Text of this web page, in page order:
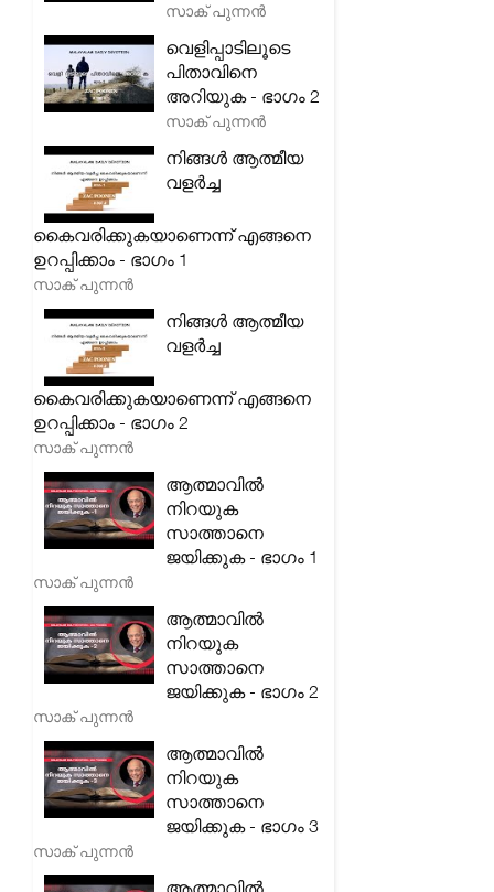
സാക് പുന്നൻ
വെളിപ്പാടിലൂടെ
പിതാവിനെ
അറിയുക - ഭാഗം 2
സാക് പുന്നൻ
നിങ്ങൾ ആത്മീയ
വളർച്ച
കൈവരിക്കുകയാണെന്ന് എങ്ങനെ
ഉറപ്പിക്കാം - ഭാഗം 1
സാക് പുന്നൻ
നിങ്ങൾ ആത്മീയ
വളർച്ച
കൈവരിക്കുകയാണെന്ന് എങ്ങനെ
ഉറപ്പിക്കാം - ഭാഗം 2
സാക് പുന്നൻ
ആത്മാവിൽ
നിറയുക
സാത്താനെ
ജയിക്കുക - ഭാഗം 1
സാക് പുന്നൻ
ആത്മാവിൽ
നിറയുക
സാത്താനെ
ജയിക്കുക - ഭാഗം 2
സാക് പുന്നൻ
ആത്മാവിൽ
നിറയുക
സാത്താനെ
ജയിക്കുക - ഭാഗം 3
സാക് പുന്നൻ
ആത്മാവിൽ